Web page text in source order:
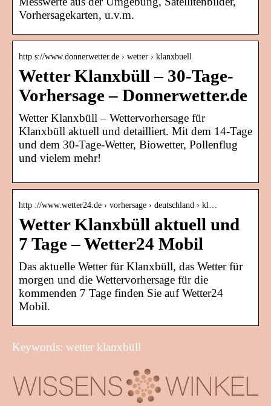
Vorhersagekarten, u.v.m.
http s://www.donnerwetter.de › wetter › klanxbuell
Wetter Klanxbüll – 30-Tage-
Vorhersage – Donnerwetter.de
Wetter Klanxbüll – Wettervorhersage für
Klanxbüll aktuell und detailliert. Mit dem 14-Tage
und dem 30-Tage-Wetter, Biowetter, Pollenflug
und vielem mehr!
http ://www.wetter24.de › vorhersage › deutschland › kl…
Wetter Klanxbüll aktuell und
7 Tage – Wetter24 Mobil
Das aktuelle Wetter für Klanxbüll, das Wetter für
morgen und die Wettervorhersage für die
kommenden 7 Tage finden Sie auf Wetter24
Mobil.
Keywords: wetter klanxbüll